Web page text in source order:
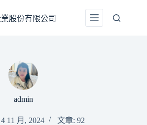
股份有限公司
admin
11 月, 2024 文章: 92